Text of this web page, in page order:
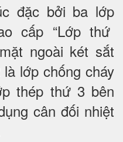
đặc bởi ba lớp
cấp “Lớp thứ
ngoài két sắt
lớp chống cháy
thép thứ 3 bên
cân đối nhiệt